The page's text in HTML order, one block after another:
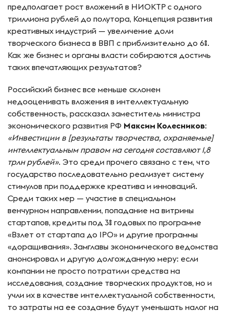
предполагает рост вложений в НИОКТР с одного
триллиона рублей до полутора, Концепция развития
креативных индустрий — увеличение доли
творческого бизнеса в ВВП с приблизительно до 6%.
Как же бизнес и органы власти собираются достичь
таких впечатляющих результатов?
Российский бизнес все меньше склонен
недооценивать вложения в интеллектуальную
собственность, рассказал заместитель министра
экономического развития РФ Максим Колесников:
«Инвестиции в [результаты творчества, охраняемые]
интеллектуальным правом на сегодня составляют 1,8
трлн рублей». Это среди прочего связано с тем, что
государство последовательно реализует систему
стимулов при поддержке креатива и инноваций.
Среди таких мер — участие в специальном
венчурном направлении, попадание на витрины
стартапов, кредиты под 3% годовых по программе
«Взлет от стартапа до IPO» и другие программы
«доращивания». Замглавы экономического ведомства
анонсировал и другую долгожданную меру: если
компании не просто потратили средства на
исследования, создание творческих продуктов, но и
учли их в качестве интеллектуальной собственности,
то затраты на ее создание будут уменьшать налог на